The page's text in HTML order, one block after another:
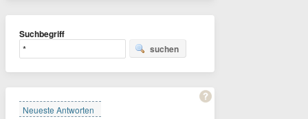
Suchbegriff
suchen
Neueste Antworten